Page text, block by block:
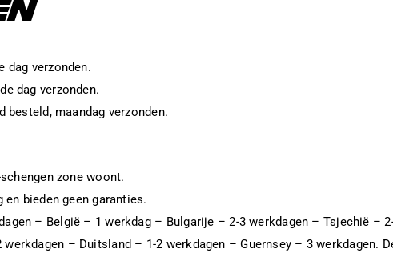
dag verzonden.
dag verzonden.
besteld, maandag verzonden.
zone woont.
bieden geen garanties.
– België – 1 werkdag – Bulgarije – 2-3 werkdagen – Tsjechië –
– Duitsland – 1-2 werkdagen – Guernsey – 3 werkdagen.